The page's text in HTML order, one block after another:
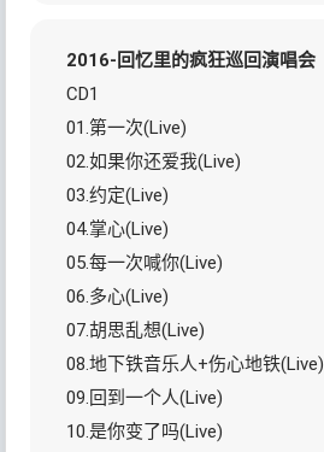
2016-回忆里的疯狂巡回演唱会
CD1
01.第一次(Live)
02.如果你还爱我(Live)
03.约定(Live)
04.掌心(Live)
05.每一次喊你(Live)
06.多心(Live)
07.胡思乱想(Live)
08.地下铁音乐人+伤心地铁(Live)
09.回到一个人(Live)
10.是你变了吗(Live)